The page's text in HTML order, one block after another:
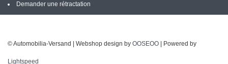
Demander une rétractation
© Automobilia-Versand | Webshop design by OOSEOO | Powered by
Lightspeed